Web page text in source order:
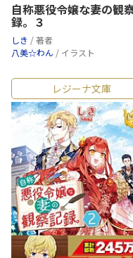
自称悪役令嬢な妻の観
録。３
しき / 著者
八美☆わん / イラスト
レジーナ文庫